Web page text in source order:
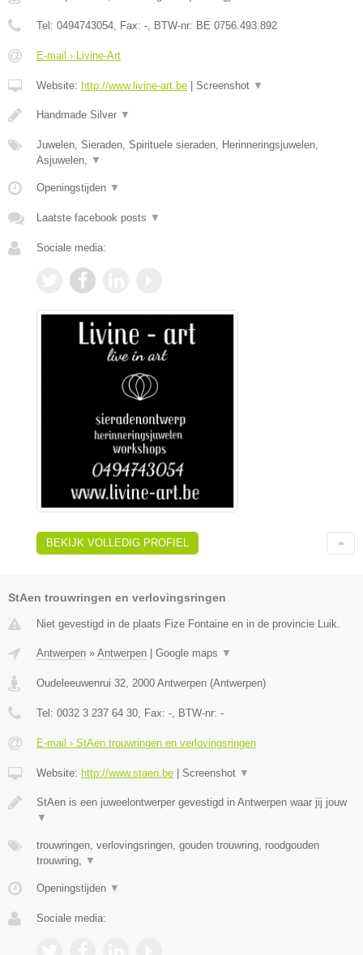
Tel: 0494743054 , Fax: - , BTW-nr: BE 0756.493.892
E-mail › Livine-Art
Website: http://www.livine-art.be | Screenshot ▼
Handmade Silver ▼
Juwelen, Sieraden, Spirituele sieraden, Herinneringsjuwelen,
Asjuwelen,
▼
Openingstijden ▼
Laatste facebook posts ▼
Sociale media:
BEKIJK VOLLEDIG PROFIEL
StAen trouwringen en verlovingsringen
Niet gevestigd in de plaats Fize Fontaine en in de provincie Luik.
Antwerpen » Antwerpen | Google maps ▼
Oudeleeuwenrui 32 2000 Antwerpen (Antwerpen)
Tel: 0032 3 237 64 30 , Fax: - , BTW-nr: -
E-mail › StAen trouwringen en verlovingsringen
Website: http://www.staen.be | Screenshot ▼
StAen is een juweelontwerper gevestigd in Antwerpen waar jij jouw
▼
trouwringen, verlovingsringen, gouden trouwring, roodgouden
trouwring,
▼
Openingstijden ▼
Sociale media: